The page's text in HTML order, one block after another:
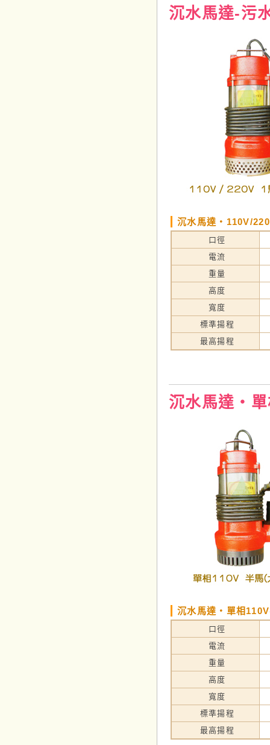
沉水馬達-污
沉水馬達‧110V/
口徑
電流
重量
高度
寬度
標準揚程
最高揚程
沉水馬達‧
沉水馬達‧單相
口徑
電流
重量
高度
寬度
標準揚程
最高揚程